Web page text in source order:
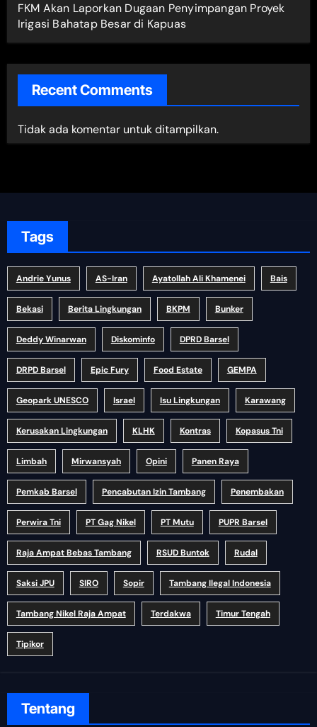
FKM Akan Laporkan Dugaan Penyimpangan Proyek
Irigasi Bahatap Besar di Kapuas
Recent Comments
Tidak ada komentar untuk ditampilkan.
Tags
Andrie Yunus AS-Iran Ayatollah Ali Khamenei Bais
Bekasi Berita Lingkungan BKPM Bunker
Deddy Winarwan Diskominfo DPRD Barsel
DRPD Barsel Epic Fury Food Estate GEMPA
Geopark UNESCO Israel Isu Lingkungan Karawang
Kerusakan Lingkungan KLHK Kontras Kopasus Tni
Limbah Mirwansyah Opini Panen Raya
Pemkab Barsel Pencabutan Izin Tambang Penembakan
Perwira Tni PT Gag Nikel PT Mutu PUPR Barsel
Raja Ampat Bebas Tambang RSUD Buntok Rudal
Saksi JPU SIRO Sopir Tambang Ilegal Indonesia
Tambang Nikel Raja Ampat Terdakwa Timur Tengah
Tipikor
Tentang